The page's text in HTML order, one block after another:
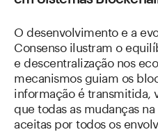
O desenvolvimento e a
Consenso ilustram o
e descentralização nos
mecanismos guiam os
informação é transmitida,
que todas as mudanças
aceitas por todos os